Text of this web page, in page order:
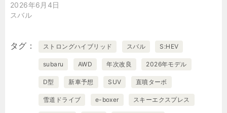
2026年6月4日
スバル
タグ ストロングハイブリッド スバル S:HEV
subaru AWD 年次改良 2026年モデル
D型 新車予想 SUV 直噴ターボ
雪道ドライブ e-boxer スキーエクスプレス